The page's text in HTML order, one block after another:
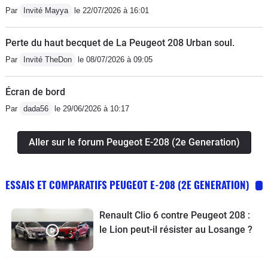
Par Invité Mayya le 22/07/2026 à 16:01
Perte du haut becquet de La Peugeot 208 Urban soul.
Par Invité TheDon le 08/07/2026 à 09:05
Écran de bord
Par dada56 le 29/06/2026 à 10:17
Aller sur le forum Peugeot E-208 (2e Generation)
ESSAIS ET COMPARATIFS PEUGEOT E-208 (2E GENERATION)
Renault Clio 6 contre Peugeot 208 :
le Lion peut-il résister au Losange ?